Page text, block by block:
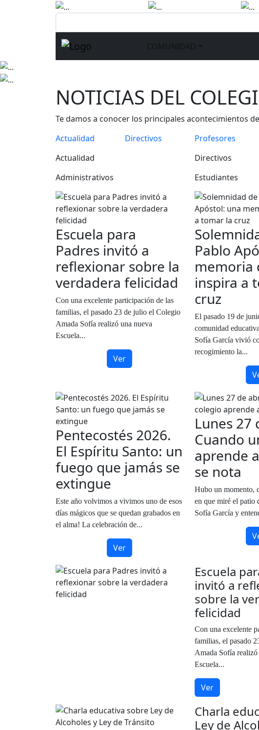
NOTICIAS DEL
Te damos a conocer los principales acontecimientos
Actualidad
Directivos Profesores
Actualidad
Directivos
Administrativos
Estudiantes
Escuela para
Padres invitó a
reflexionar sobre la
verdadera felicidad
Con una excelente participación de las
familias, el pasado 23 de julio el Colegio
Amada Sofía realizó una nueva
Escuela...
Ver
Pablo
memoria
inspira a
cruz
El pasado 19 de
comunidad
Sofía García vivió
recogimiento la...
Pentecostés 2026.
El Espíritu Santo: un
fuego que jamás se
extingue
Este año volvimos a vivimos uno de esos
días mágicos que se quedan grabados en
el alma! La celebración de...
Ver
Lunes 27
Cuando
aprende
se nota
Hubo un momento,
en que miré el patio
Sofía García y
Escuela
invitó a
sobre la
felicidad
Con una excelente
familias, el pasado
Amada Sofía realizó
Escuela...
Ver
Charla
Ley de